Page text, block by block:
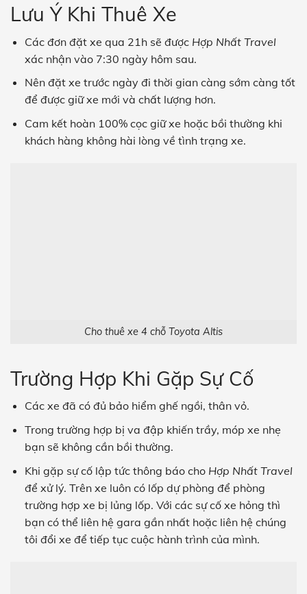
Lưu Ý Khi Thuê Xe
Các đơn đặt xe qua 21h sẽ được Hợp Nhất Travel
xác nhận vào 7:30 ngày hôm sau.
Nên đặt xe trước ngày đi thời gian càng sớm càng tốt
để được giữ xe mới và chất lượng hơn.
Cam kết hoàn 100% cọc giữ xe hoặc bồi thường khi
khách hàng không hài lòng về tình trạng xe.
Cho thuê xe 4 chỗ Toyota Altis
Trường Hợp Khi Gặp Sự Cố
Các xe đã có đủ bảo hiểm ghế ngồi, thân vỏ.
Trong trường hợp bị va đập khiến trầy, móp xe nhẹ
bạn sẽ không cần bồi thường.
Khi gặp sự cố lập tức thông báo cho Hợp Nhất Travel
để xử lý. Trên xe luôn có lốp dự phòng để phòng
trường hợp xe bị lủng lốp. Với các sự cố xe hỏng thì
bạn có thể liên hệ gara gần nhất hoặc liên hệ chúng
tôi đổi xe để tiếp tục cuộc hành trình của mình.